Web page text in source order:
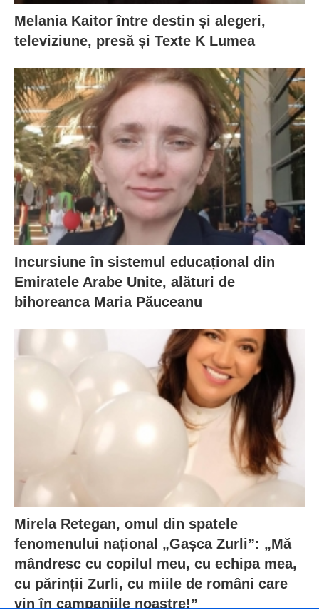
Melania Kaitor între destin și alegeri,
televiziune, presă și Texte K Lumea
Incursiune în sistemul educațional din
Emiratele Arabe Unite, alături de
bihoreanca Maria Păuceanu
Mirela Retegan, omul din spatele
fenomenului național „Gașca Zurli”: „Mă
mândresc cu copilul meu, cu echipa mea,
cu părinții Zurli, cu miile de români care
vin în campaniile noastre!”